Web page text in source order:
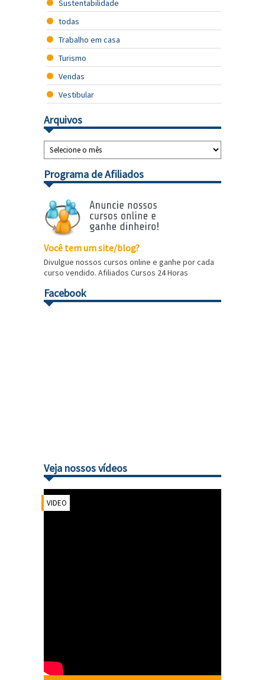
Sustentabilidade
todas
Trabalho em casa
Turismo
Vendas
Vestibular
Arquivos
Programa de Afiliados
Você tem um site/blog?
Divulgue nossos cursos online e ganhe por cada
curso vendido. Afiliados Cursos 24 Horas
Facebook
Veja nossos vídeos
VIDEO